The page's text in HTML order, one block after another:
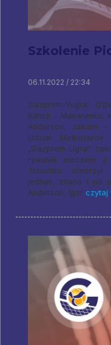
Szkolenie
06.11.2022 / 22:34
Gazprom-Yugra:
Katich - Makarenko,
Anderson, Jakutin
Udział
„Gazprom-Ugra”
rywalek meczem z
Tolochko stworzył
jednak, znane i po
Anderson, Igor czytaj